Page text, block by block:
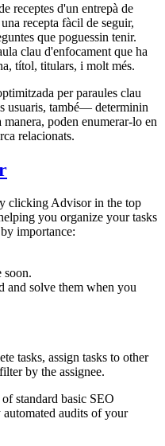
receptes d'un entrepà de
recepta fàcil de seguir,
que poguessin tenir.
clau d'enfocament que ha
títol, titulars, i molt més.
per paraules clau
usuaris, també— determinin
poden enumerar-lo en
relacionats.
clicking Advisor in the top
you organize your tasks
importance:
soon.
and solve them when you
tasks, assign tasks to other
by the assignee.
standard basic SEO
audits of your